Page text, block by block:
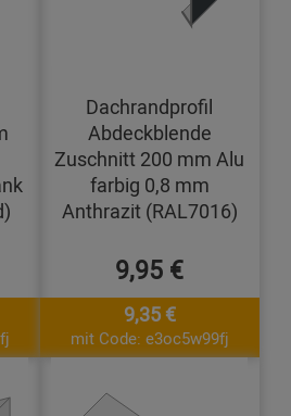
Dachrandprofil
Abdeckblende
Zuschnitt 200 mm Alu
farbig 0,8 mm
Anthrazit (RAL7016)
9,95 €
9,35 €
mit Code: e3oc5w99fj